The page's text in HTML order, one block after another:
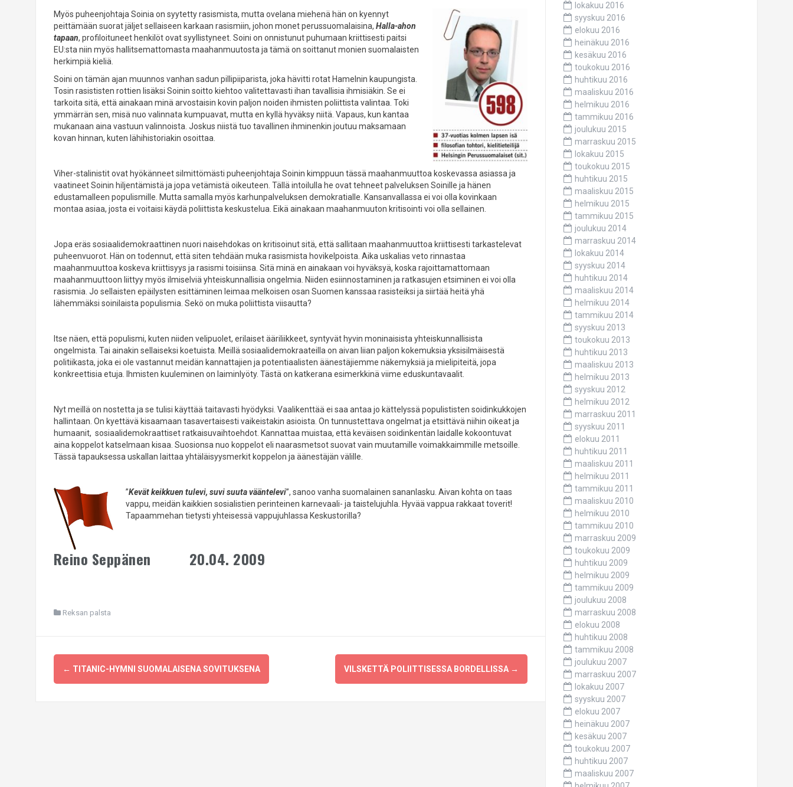
Myös puheenjohtaja Soinia on syytetty rasismista, mutta ovelana miehenä hän on kyennyt
peittämään suorat jäljet sellaiseen karkaan rasismiin, johon monet perussuomalaisina, Halla-ahon
tapaan, profiloituneet henkilöt ovat syyllistyneet. Soini on onnistunut puhumaan kriittisesti paitsi
EU:sta niin myös hallitsemattomasta maahanmuutosta ja tämä on soittanut monien suomalaisten
herkimpiä kieliä.
Soini on tämän ajan muunnos vanhan sadun pillipiiparista, joka hävitti rotat Hamelnin kaupungista.
Tosin rasististen rottien lisäksi Soinin soitto kiehtoo valitettavasti ihan tavallisia ihmisiäkin. Se ei
tarkoita sitä, että ainakaan minä arvostaisin kovin paljon noiden ihmisten poliittista valintaa. Toki
ymmärrän sen, misä nuo valinnata kumpuavat, mutta en kyllä hyväksy niitä. Vapaus, kun kantaa
mukanaan aina vastuun valinnoista. Joskus niistä tuo tavallinen ihminenkin joutuu maksamaan
kovan hinnan, kuten lähihistoriakin osoittaa.
Viher-stalinistit ovat hyökänneet silmittömästi puheenjohtaja Soinin kimppuun tässä maahanmuuttoa koskevassa asiassa ja
vaatineet Soinin hiljentämistä ja jopa vetämistä oikeuteen. Tällä intoilulla he ovat tehneet palveluksen Soinille ja hänen
edustamalleen populismille. Mutta samalla myös karhunpalveluksen demokratialle. Kansanvallassa ei voi olla kovinkaan
montaa asiaa, josta ei voitaisi käydä poliittista keskustelua. Eikä ainakaan maahanmuuton kritisointi voi olla sellainen.
Jopa eräs sosiaalidemokraattinen nuori naisehdokas on kritisoinut sitä, että sallitaan maahanmuuttoa kriittisesti tarkastelevat
puheenvuorot. Hän on todennut, että siten tehdään muka rasismista hovikelpoista. Aika uskalias veto rinnastaa
maahanmuuttoa koskeva kriittisyys ja rasismi toisiinsa. Sitä minä en ainakaan voi hyväksyä, koska rajoittamattomaan
maahanmuuttoon liittyy myös ilmiselviä yhteiskunnallisia ongelmia. Niiden esiinnostaminen ja ratkasujen etsiminen ei voi olla
rasismia. Jo sellaisten epäilysten esittäminen leimaa melkoisen osan Suomen kanssaa rasisteiksi ja siirtää heitä yhä
lähemmäksi soinilaista populismia. Sekö on muka poliittista viisautta?
Itse näen, että populismi, kuten niiden velipuolet, erilaiset ääriliikkeet, syntyvät hyvin moninaisista yhteiskunnallisista
ongelmista. Tai ainakin sellaiseksi koetuista. Meillä sosiaalidemokraateilla on aivan liian paljon kokemuksia yksisilmäisestä
politiikasta, joka ei ole vastannut meidän kannattajien ja potentiaalisten äänestäjiemme näkemyksiä ja mielipiteitä, jopa
konkreettisia etuja. Ihmisten kuuleminen on laiminlyöty. Tästä on katkerana esimerkkinä viime eduskuntavaalit.
Nyt meillä on nostetta ja se tulisi käyttää taitavasti hyödyksi. Vaalikenttää ei saa antaa jo kättelyssä populististen soidinkukkojen
hallintaan. On kyettävä kisaamaan tasavertaisesti vaikeistakin asioista. On tunnustettava ongelmat ja etsittävä niihin oikeat ja
humaanit, sosiaalidemokraattiset ratkaisuvaihtoehdot. Kannattaa muistaa, että keväisen soidinkentän laidalle kokoontuvat
aina koppelot katselmaan kisaa. Suosionsa nuo koppelot eli naarasmetsot suovat vain muutamille voimakkaimmille metsoille.
Tässä tapauksessa uskallan laittaa yhtäläisyysmerkit koppelon ja äänestäjän välille.
”Kevät keikkuen tulevi, suvi suuta vääntelevi”, sanoo vanha suomalainen sananlasku. Aivan kohta on taas
vappu, meidän kaikkien sosialistien perinteinen karnevaali- ja taistelujuhla. Hyvää vappua rakkaat toverit!
Tapaammehan tietysti yhteisessä vappujuhlassa Keskustorilla?
Reino Seppänen 20.04. 2009
Reksan palsta
Post
navigation
← TITANIC-HYMNI SUOMALAISENA SOVITUKSENA VILSKETTÄ POLIITTISESSA BORDELLISSA →
lokakuu 2016
syyskuu 2016
elokuu 2016
heinäkuu 2016
kesäkuu 2016
toukokuu 2016
huhtikuu 2016
maaliskuu 2016
helmikuu 2016
tammikuu 2016
joulukuu 2015
marraskuu 2015
lokakuu 2015
toukokuu 2015
huhtikuu 2015
maaliskuu 2015
helmikuu 2015
tammikuu 2015
joulukuu 2014
marraskuu 2014
lokakuu 2014
syyskuu 2014
huhtikuu 2014
maaliskuu 2014
helmikuu 2014
tammikuu 2014
syyskuu 2013
toukokuu 2013
huhtikuu 2013
maaliskuu 2013
helmikuu 2013
syyskuu 2012
helmikuu 2012
marraskuu 2011
syyskuu 2011
elokuu 2011
huhtikuu 2011
maaliskuu 2011
helmikuu 2011
tammikuu 2011
maaliskuu 2010
helmikuu 2010
tammikuu 2010
marraskuu 2009
toukokuu 2009
huhtikuu 2009
helmikuu 2009
tammikuu 2009
joulukuu 2008
marraskuu 2008
elokuu 2008
huhtikuu 2008
tammikuu 2008
joulukuu 2007
marraskuu 2007
lokakuu 2007
syyskuu 2007
elokuu 2007
heinäkuu 2007
kesäkuu 2007
toukokuu 2007
huhtikuu 2007
maaliskuu 2007